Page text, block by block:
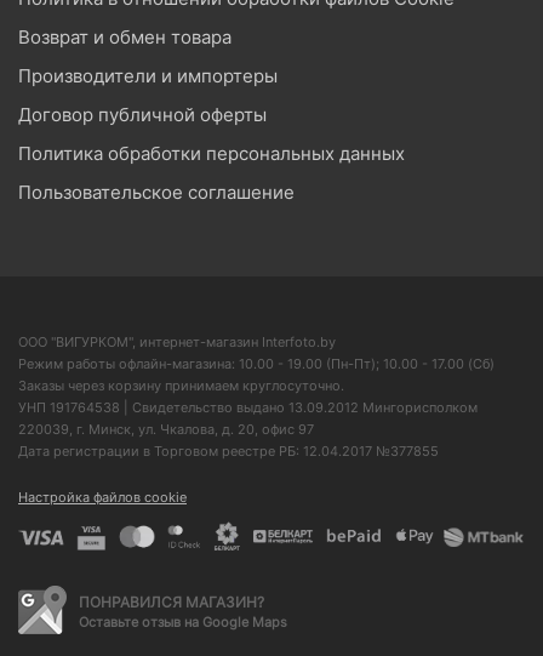
Возврат и обмен товара
Производители и импортеры
Договор публичной оферты
Политика обработки персональных данных
Пользовательское соглашение
ООО "ВИГУРКОМ", интернет-магазин Interfoto.by
Режим работы офлайн-магазина: 10.00 - 19.00 (Пн-Пт); 10.00 - 17.00 (Сб)
Заказы через корзину принимаем круглосуточно.
УНП 191764538 | Свидетельство выдано 13.09.2012 Мингорисполком
220039, г. Минск, ул. Чкалова, д. 20, офис 97
Дата регистрации в Торговом реестре РБ: 12.04.2017 №377855
Настройка файлов cookie
ПОНРАВИЛСЯ МАГАЗИН?
Оставьте отзыв на Google Maps